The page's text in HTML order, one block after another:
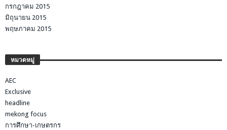
กรกฎาคม 2015
มิถุนายน 2015
พฤษภาคม 2015
หมวดหมู่
AEC
Exclusive
headline
mekong focus
การศึกษา-เกษตรกร